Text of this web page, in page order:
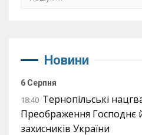
Новини
6 Серпня
18:40 Тернопільські
Преображення Господнє
захисників України